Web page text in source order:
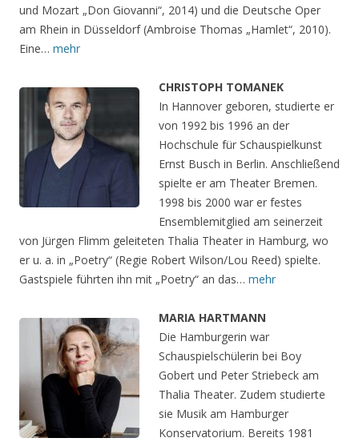
und Mozart „Don Giovanni“, 2014) und die Deutsche Oper
am Rhein in Düsseldorf (Ambroise Thomas „Hamlet“, 2010).
Eine… mehr
CHRISTOPH TOMANEK
In Hannover geboren, studierte er
von 1992 bis 1996 an der
Hochschule für Schauspielkunst
Ernst Busch in Berlin. Anschließend
spielte er am Theater Bremen.
1998 bis 2000 war er festes
Ensemblemitglied am seinerzeit
von Jürgen Flimm geleiteten Thalia Theater in Hamburg, wo
er u. a. in „Poetry“ (Regie Robert Wilson/Lou Reed) spielte.
Gastspiele führten ihn mit „Poetry“ an das… mehr
MARIA HARTMANN
Die Hamburgerin war
Schauspielschülerin bei Boy
Gobert und Peter Striebeck am
Thalia Theater. Zudem studierte
sie Musik am Hamburger
Konservatorium. Bereits 1981